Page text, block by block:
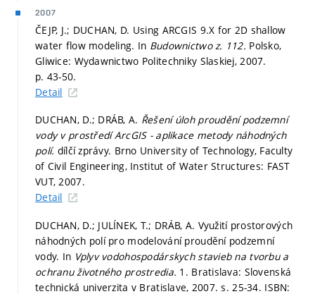
2007
ČEJP, J.; DUCHAN, D. Using ARCGIS 9.X for 2D shallow
water flow modeling. In Budownictwo z. 112. Polsko,
Gliwice: Wydawnictwo Politechniky Slaskiej, 2007.
p. 43-50.
Detail
DUCHAN, D.; DRÁB, A. Řešení úloh proudění podzemní
vody v prostředí ArcGIS - aplikace metody náhodných
polí. dílčí zprávy. Brno University of Technology, Faculty
of Civil Engineering, Institut of Water Structures: FAST
VUT, 2007.
Detail
DUCHAN, D.; JULÍNEK, T.; DRÁB, A. Využití prostorových
náhodných polí pro modelování proudění podzemní
vody. In Vplyv vodohospodárskych stavieb na tvorbu a
ochranu životného prostredia. 1. Bratislava: Slovenská
technická univerzita v Bratislave, 2007.s. 25-34. ISBN: